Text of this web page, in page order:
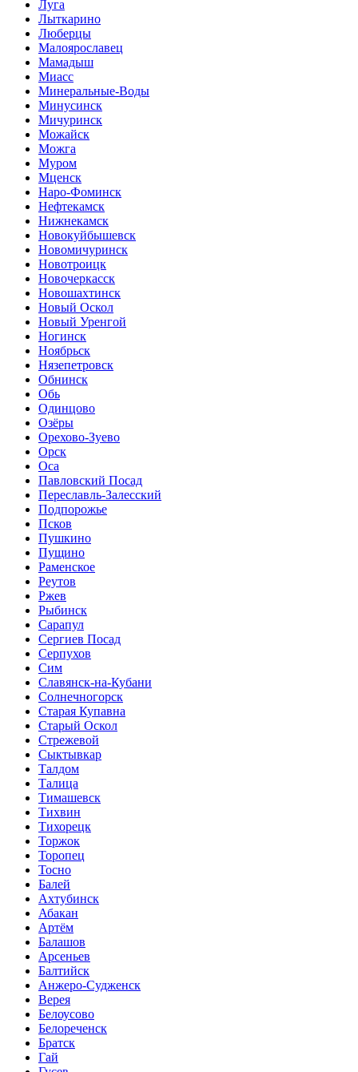
Луга
Лыткарино
Люберцы
Малоярославец
Мамадыш
Миасс
Минеральные-Воды
Минусинск
Мичуринск
Можайск
Можга
Муром
Мценск
Наро-Фоминск
Нефтекамск
Нижнекамск
Новокуйбышевск
Новомичуринск
Новотроицк
Новочеркасск
Новошахтинск
Новый Оскол
Новый Уренгой
Ногинск
Ноябрьск
Нязепетровск
Обнинск
Обь
Одинцово
Озёры
Орехово-Зуево
Орск
Оса
Павловский Посад
Переславль-Залесский
Подпорожье
Псков
Пушкино
Пущино
Раменское
Реутов
Ржев
Рыбинск
Сарапул
Сергиев Посад
Серпухов
Сим
Славянск-на-Кубани
Солнечногорск
Старая Купавна
Старый Оскол
Стрежевой
Сыктывкар
Талдом
Талица
Тимашевск
Тихвин
Тихорецк
Торжок
Торопец
Тосно
Балей
Ахтубинск
Абакан
Артём
Балашов
Арсеньев
Балтийск
Анжеро-Судженск
Верея
Белоусово
Белореченск
Братск
Гай